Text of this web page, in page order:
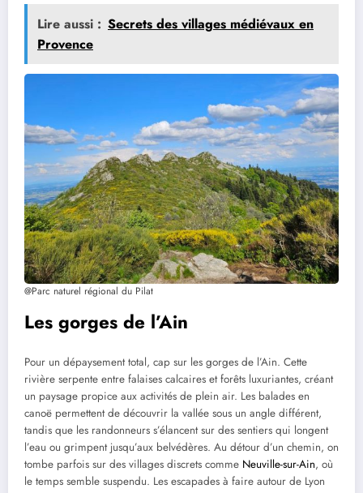
Lire aussi : Secrets des villages médiévaux en
Provence
@Parc naturel régional du Pilat
Les gorges de l’Ain
Pour un dépaysement total, cap sur les gorges de l’Ain. Cette
rivière serpente entre falaises calcaires et forêts luxuriantes, créant
un paysage propice aux activités de plein air. Les balades en
canoë permettent de découvrir la vallée sous un angle différent,
tandis que les randonneurs s’élancent sur des sentiers qui longent
l’eau ou grimpent jusqu’aux belvédères. Au détour d’un chemin, on
tombe parfois sur des villages discrets comme Neuville-sur-Ain, où
le temps semble suspendu. Les escapades à faire autour de Lyon